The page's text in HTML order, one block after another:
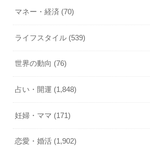
マネー・経済 (70)
ライフスタイル (539)
世界の動向 (76)
占い・開運 (1,848)
妊婦・ママ (171)
恋愛・婚活 (1,902)